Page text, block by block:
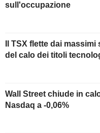
sull'occupazione
Il TSX flette dai
del calo dei titoli
Wall Street chiude in
Nasdaq a -0,06%